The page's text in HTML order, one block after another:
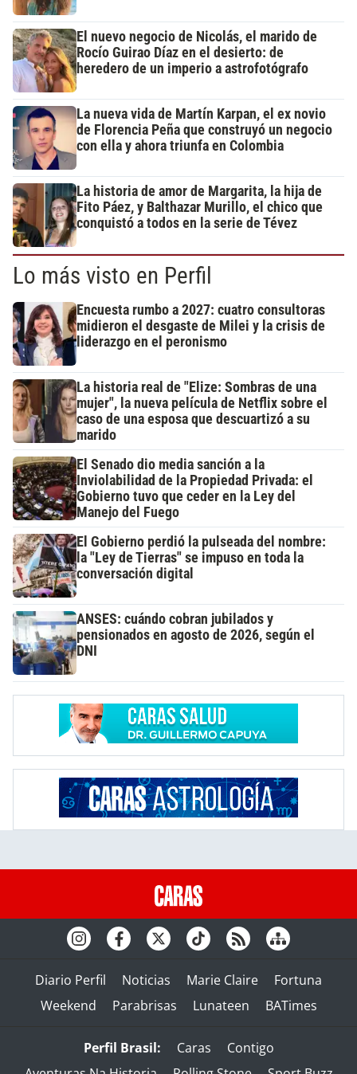
El nuevo negocio de Nicolás, el marido de
Rocío Guirao Díaz en el desierto: de
heredero de un imperio a astrofotógrafo
La nueva vida de Martín Karpan, el ex novio
de Florencia Peña que construyó un negocio
con ella y ahora triunfa en Colombia
La historia de amor de Margarita, la hija de
Fito Páez, y Balthazar Murillo, el chico que
conquistó a todos en la serie de Tévez
Lo más visto en Perfil
Encuesta rumbo a 2027: cuatro consultoras
midieron el desgaste de Milei y la crisis de
liderazgo en el peronismo
La historia real de "Elize: Sombras de una
mujer", la nueva película de Netflix sobre el
caso de una esposa que descuartizó a su
marido
El Senado dio media sanción a la
Inviolabilidad de la Propiedad Privada: el
Gobierno tuvo que ceder en la Ley del
Manejo del Fuego
El Gobierno perdió la pulseada del nombre:
la "Ley de Tierras" se impuso en toda la
conversación digital
ANSES: cuándo cobran jubilados y
pensionados en agosto de 2026, según el
DNI
Diario Perfil Noticias Marie Claire
Fortuna
Weekend
Parabrisas Lunateen BATimes
Perfil Brasil: Caras
Contigo